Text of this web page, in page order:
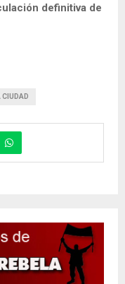
definitiva de
CIUDAD